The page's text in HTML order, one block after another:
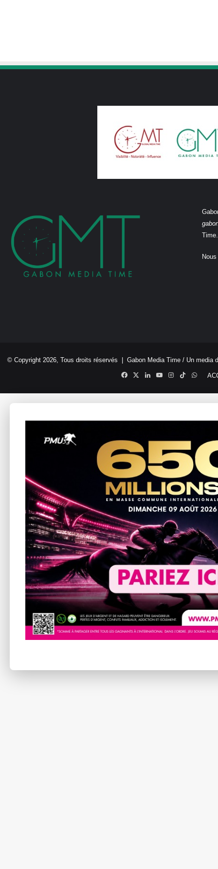
Time.
© Copyright 2026, Tous droits réservés | Gabon Media Time / Un media
Facebook
X LinkedinYouTubeInstagram
TikTok